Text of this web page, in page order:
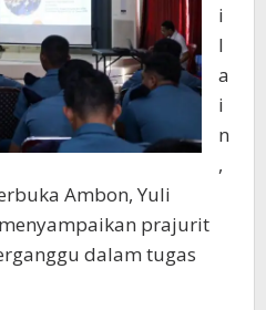
i
l
a
i
n
,
Ambon, Yuli
prajurit
dalam tugas